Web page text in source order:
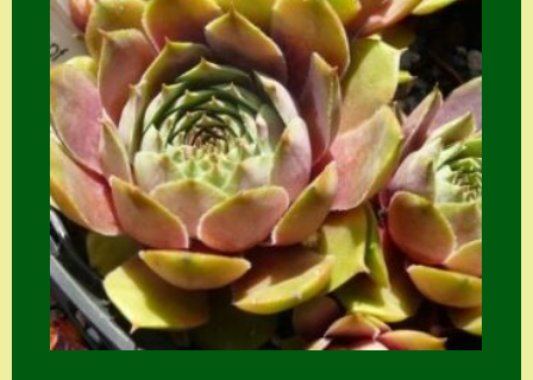
Versandinfos
Zubehör
Zubehör